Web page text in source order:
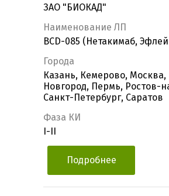
ЗАО "БИОКАД"
Наименование ЛП
BCD-085 (Нетакимаб,
Города
Казань, Кемерово,
Новгород, Пермь, Ростов-
Санкт-Петербург, Саратов
Фаза КИ
I-II
Подробнее